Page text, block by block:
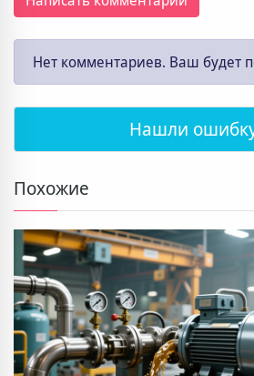
Нет комментариев. Ваш будет
Нашли
Похожие